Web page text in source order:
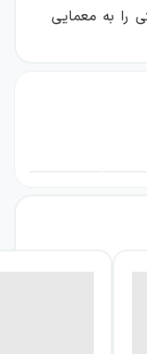
را به معمایی
تازه او،
لوکسی با
که می‌تواند
ذهنش را